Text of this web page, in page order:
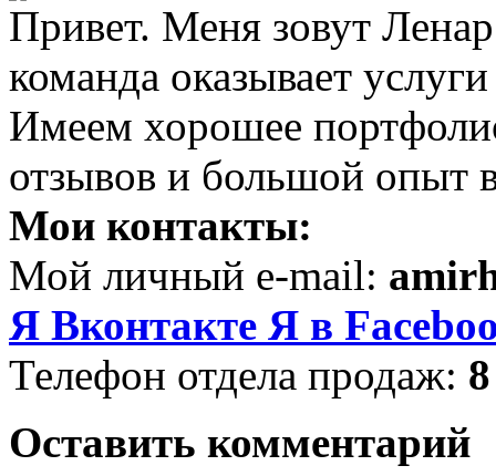
Привет. Меня зовут
команда оказывает
Имеем хорошее
отзывов и большой опыт
Мои контакты:
Мой личный e-mail:
Я Вконтакте Я в
Телефон отдела продаж:
Оставить комментарий